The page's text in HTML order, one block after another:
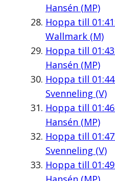
Hansén (MP)
Hoppa till
Wallmark (M)
Hoppa till
Hansén (MP)
Hoppa till
Svenneling (V)
Hoppa till
Hansén (MP)
Hoppa till
Svenneling (V)
Hoppa till